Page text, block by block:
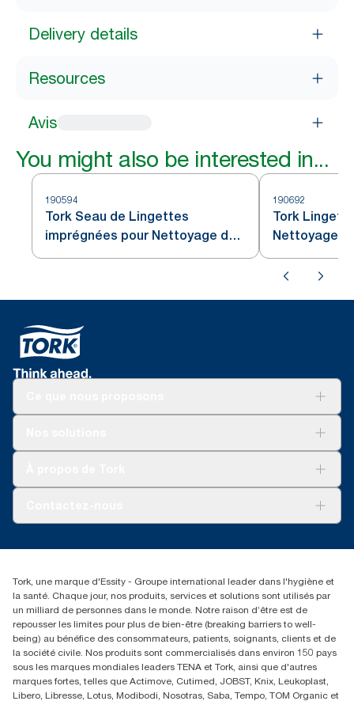
Delivery details
Resources
Avis
You might also be interested in...
190594
Tork Seau de Lingettes
imprégnées pour Nettoyage de
Surface blanc W15
190692
Tork
Nettoyage
Réclamation pour distributeurs
02 766 05 30
Essity Belgium NV
Berkenlaan 8B
1831 MACHELEN
Tork, une marque d'Essity - Groupe international leader dans l'hygiène et
la santé. Chaque jour, nos produits, services et solutions sont utilisés par
un milliard de personnes dans le monde. Notre raison d’être est de
repousser les limites pour plus de bien-être (breaking barriers to well-
being) au bénéfice des consommateurs, patients, soignants, clients et de
la société civile. Nos produits sont commercialisés dans environ 150 pays
sous les marques mondiales leaders TENA et Tork, ainsi que d'autres
marques fortes, telles que Actimove, Cutimed, JOBST, Knix, Leukoplast,
Libero, Libresse, Lotus, Modibodi, Nosotras, Saba, Tempo, TOM Organic et